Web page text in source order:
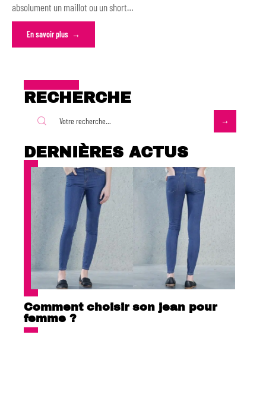
absolument un maillot ou un short…
En savoir plus
RECHERCHE
DERNIÈRES ACTUS
Comment choisir son jean pour
femme ?